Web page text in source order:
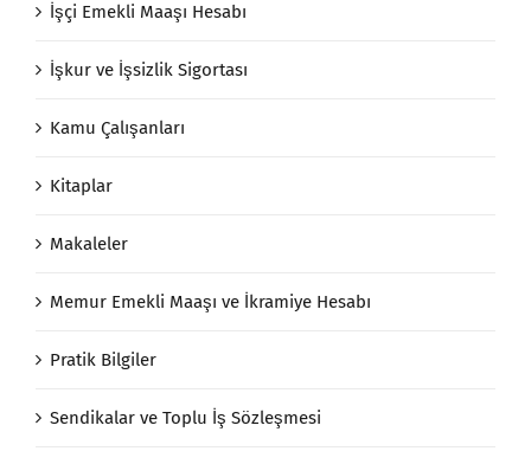
İşçi Emekli Maaşı Hesabı
İşkur ve İşsizlik Sigortası
Kamu Çalışanları
Kitaplar
Makaleler
Memur Emekli Maaşı ve İkramiye Hesabı
Pratik Bilgiler
Sendikalar ve Toplu İş Sözleşmesi